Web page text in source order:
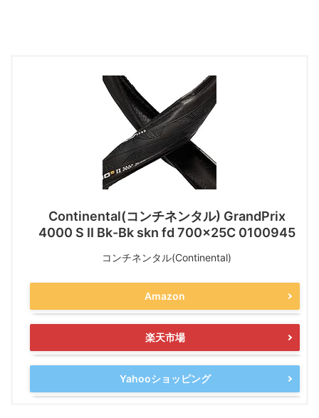
Continental(コンチネンタル) GrandPrix
4000 S II Bk-Bk skn fd 700x25C 0100945
コンチネンタル(Continental)
Amazon
楽天市場
Yahooショッピング